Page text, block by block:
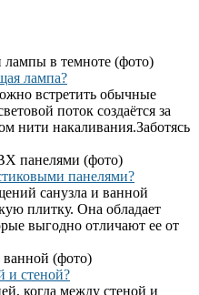
лампа?
встретить обычные
поток создаётся за
нити накаливания.Заботясь
панелями?
санузла и ванной
плитку. Она обладает
выгодно отличают ее от
и стеной?
когда между стеной и